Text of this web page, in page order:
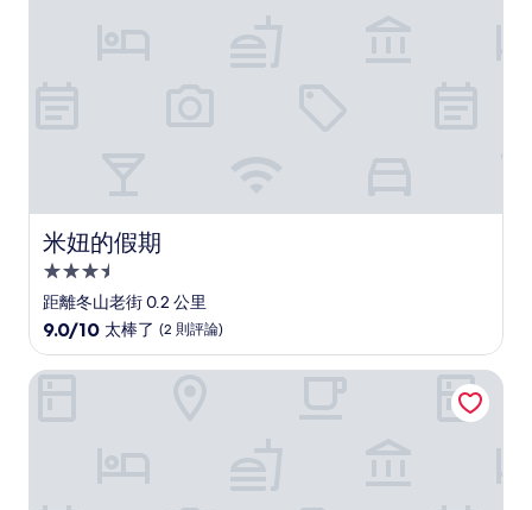
米妞的假期
米妞的假期
3.5
星
級
住
宿
距離冬山老街 0.2 公里
9.0
分，
滿
9.0/10 太棒了 (2 則評論)
南平山民宿